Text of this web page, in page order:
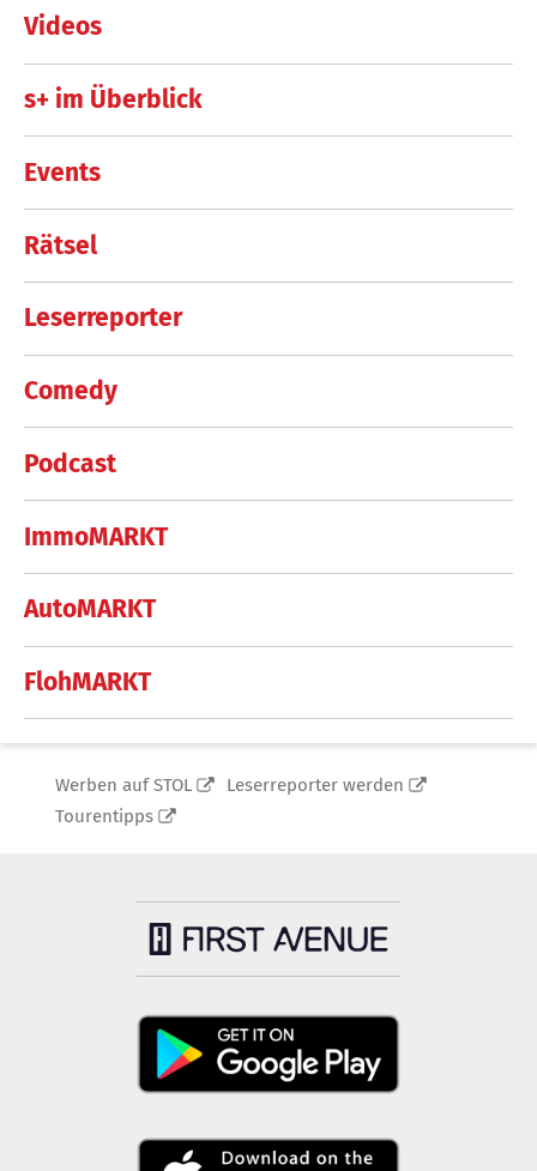
Videos
s+ im Überblick
Events
Rätsel
Leserreporter
Comedy
Podcast
ImmoMARKT
AutoMARKT
FlohMARKT
Werben auf STOL
Leserreporter werden
Tourentipps